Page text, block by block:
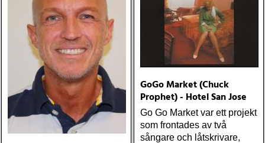
GoGo Market (Chuck
Prophet) - Hotel San Jose
Go Go Market var ett projekt
som frontades av två
sångare och låtskrivare,